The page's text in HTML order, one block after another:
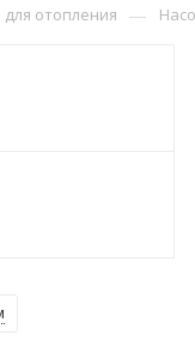
отопления —